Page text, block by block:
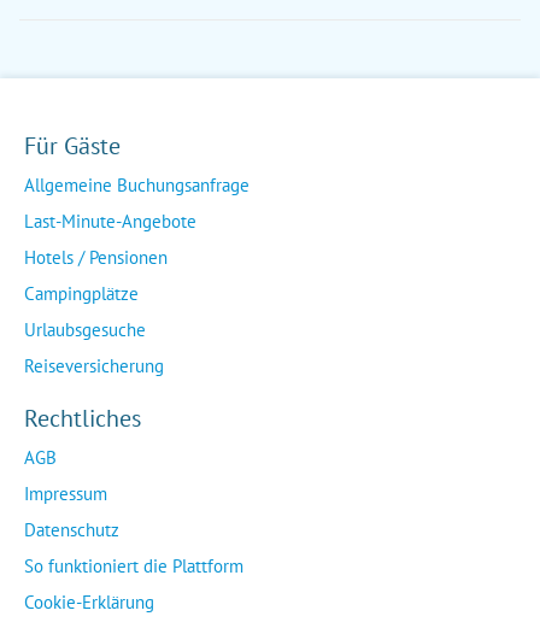
Für Gäste
Allgemeine Buchungsanfrage
Last-Minute-Angebote
Hotels / Pensionen
Campingplätze
Urlaubsgesuche
Reiseversicherung
Rechtliches
AGB
Impressum
Datenschutz
So funktioniert die Plattform
Cookie-Erklärung